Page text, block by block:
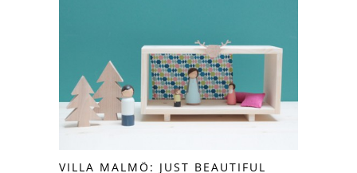
VILLA MALMÖ: JUST BEAUTIFUL